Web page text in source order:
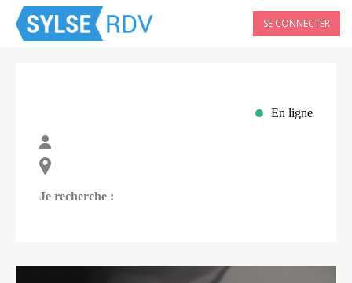
SE CONNECTER
En ligne
Je recherche :